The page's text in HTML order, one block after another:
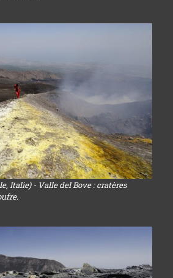
Italie) - Valle del Bove : cratères